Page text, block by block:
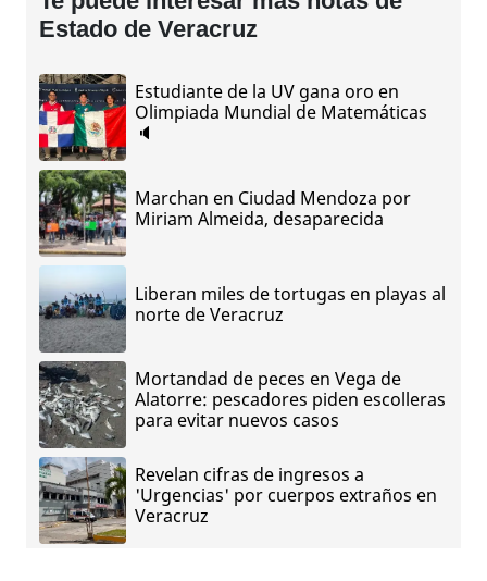
Estado de Veracruz
Estudiante de la UV gana oro en
Olimpiada Mundial de Matemáticas
🔈
Marchan en Ciudad Mendoza por
Miriam Almeida, desaparecida
Liberan miles de tortugas en playas al
norte de Veracruz
Mortandad de peces en Vega de
Alatorre: pescadores piden escolleras
para evitar nuevos casos
Revelan cifras de ingresos a
'Urgencias' por cuerpos extraños en
Veracruz